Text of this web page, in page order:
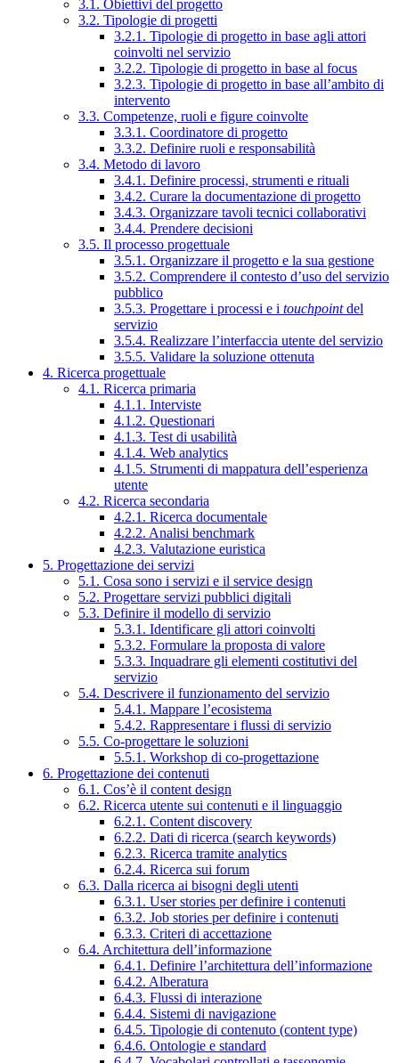
3.1. Obiettivi del progetto
3.2. Tipologie di progetti
3.2.1. Tipologie di progetto in base agli attori
coinvolti nel servizio
3.2.2. Tipologie di progetto in base al focus
3.2.3. Tipologie di progetto in base all’ambito di
intervento
3.3. Competenze, ruoli e figure coinvolte
3.3.1. Coordinatore di progetto
3.3.2. Definire ruoli e responsabilità
3.4. Metodo di lavoro
3.4.1. Definire processi, strumenti e rituali
3.4.2. Curare la documentazione di progetto
3.4.3. Organizzare tavoli tecnici collaborativi
3.4.4. Prendere decisioni
3.5. Il processo progettuale
3.5.1. Organizzare il progetto e la sua gestione
3.5.2. Comprendere il contesto d’uso del servizio
pubblico
3.5.3. Progettare i processi e i touchpointdel
servizio
3.5.4. Realizzare l’interfaccia utente del servizio
3.5.5. Validare la soluzione ottenuta
4. Ricerca progettuale
4.1. Ricerca primaria
4.1.1. Interviste
4.1.2. Questionari
4.1.3. Test di usabilità
4.1.4. Web analytics
4.1.5. Strumenti di mappatura dell’esperienza
utente
4.2. Ricerca secondaria
4.2.1. Ricerca documentale
4.2.2. Analisi benchmark
4.2.3. Valutazione euristica
5. Progettazione dei servizi
5.1. Cosa sono i servizi e il service design
5.2. Progettare servizi pubblici digitali
5.3. Definire il modello di servizio
5.3.1. Identificare gli attori coinvolti
5.3.2. Formulare la proposta di valore
5.3.3. Inquadrare gli elementi costitutivi del
servizio
5.4. Descrivere il funzionamento del servizio
5.4.1. Mappare l’ecosistema
5.4.2. Rappresentare i flussi di servizio
5.5. Co-progettare le soluzioni
5.5.1. Workshop di co-progettazione
6. Progettazione dei contenuti
6.1. Cos’è il content design
6.2. Ricerca utente sui contenuti e il linguaggio
6.2.1. Content discovery
6.2.2. Dati di ricerca (search keywords)
6.2.3. Ricerca tramite analytics
6.2.4. Ricerca sui forum
6.3. Dalla ricerca ai bisogni degli utenti
6.3.1. User stories per definire i contenuti
6.3.2. Job stories per definire i contenuti
6.3.3. Criteri di accettazione
6.4. Architettura dell’informazione
6.4.1. Definire l’architettura dell’informazione
6.4.2. Alberatura
6.4.3. Flussi di interazione
6.4.4. Sistemi di navigazione
6.4.5. Tipologie di contenuto (content type)
6.4.6. Ontologie e standard